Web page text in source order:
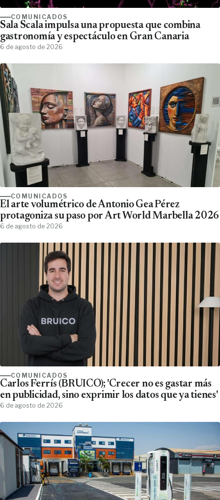
COMUNICADOS
Sala Scala impulsa una propuesta que combina
gastronomía y espectáculo en Gran Canaria
6 de agosto de 2026
COMUNICADOS
El arte volumétrico de Antonio Gea Pérez
protagoniza su paso por Art World Marbella 2026
6 de agosto de 2026
COMUNICADOS
Carlos Ferrís (BRUICO); 'Crecer no es gastar más
en publicidad, sino exprimir los datos que ya tienes'
6 de agosto de 2026